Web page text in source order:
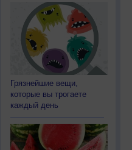
Грязнейшие вещи,
которые вы трогаете
каждый день